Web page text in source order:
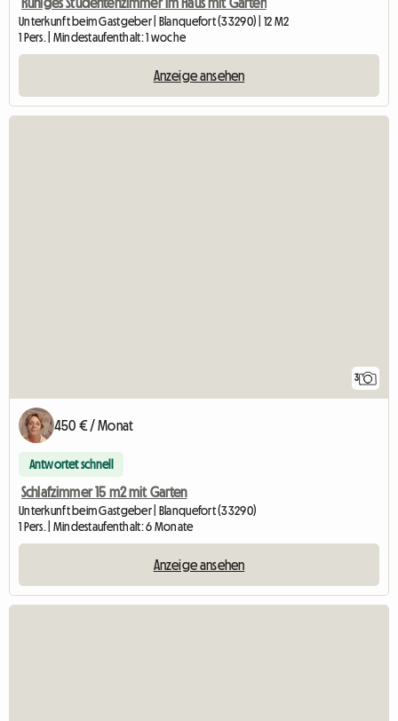
Ruhiges Studentenzimmer im Haus mit Garten
Unterkunft beim Gastgeber | Blanquefort (33290) | 12 M2
1 Pers. | Mindestaufenthalt: 1 woche
Anzeige ansehen
3
450 € / Monat
Antwortet schnell
Schlafzimmer 15 m2 mit Garten
Unterkunft beim Gastgeber | Blanquefort (33290)
1 Pers. | Mindestaufenthalt: 6 Monate
Anzeige ansehen